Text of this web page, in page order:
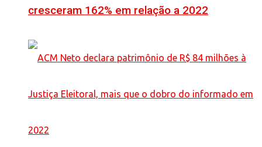
cresceram 162% em relação a 2022